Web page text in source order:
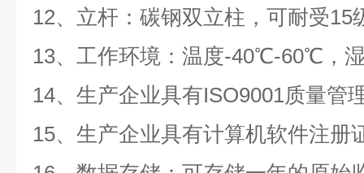
12、立杆：碳钢双立柱，可耐受15
13、工作环境： 温度-40℃-60℃ ，
14、生产企业具有ISO9001质量管
15、生产企业具有计算机软件注册